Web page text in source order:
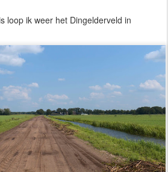
loop ik weer het Dingelderveld in